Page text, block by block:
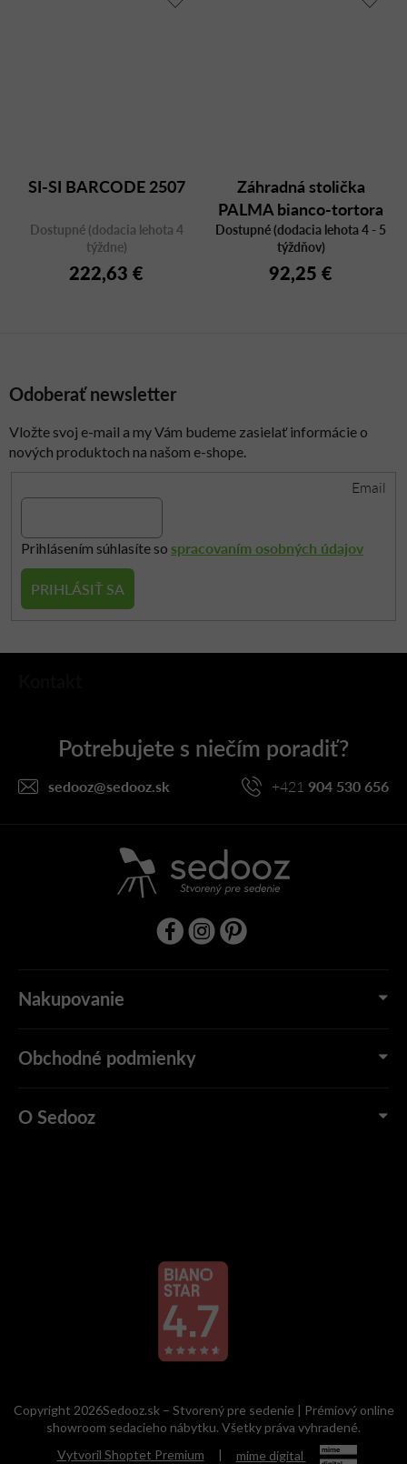
SI-SI BARCODE 2507
Dostupné (dodacia lehota 4
týždne)
222,63 €
Záhradná stolička
PALMA bianco-tortora
Dostupné (dodacia lehota 4 - 5
týždňov)
92,25 €
Odoberať newsletter
Vložte svoj e-mail a my Vám budeme zasielať informácie o
nových produktoch na našom e-shope.
Email
Prihlásením súhlasíte so spracovaním osobných údajov
PRIHLÁSIŤ SA
sedooz@sedooz.sk +421 904 530 656
Nakupovanie
Obchodné podmienky
O Sedooz
Vytvoril Shoptet Premium | mime digital
Copyright 2026Sedooz.sk – Stvorený pre sedenie | Prémiový online
showroom sedacieho nábytku. Všetky práva vyhradené.